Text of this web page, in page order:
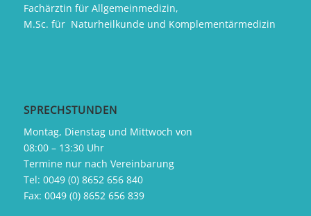
Fachärztin für Allgemeinmedizin,
M.Sc. für Naturheilkunde und Komplementärmedizin
SPRECHSTUNDEN
Montag, Dienstag und Mittwoch von
08:00 – 13:30 Uhr
Termine nur nach Vereinbarung
Tel: 0049 (0) 8652 656 840
Fax: 0049 (0) 8652 656 839